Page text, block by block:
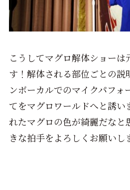
こうしてマグロ解体ショーは
す！解体される部位ごとの説
ンボーカルでのマイクパフォ
てをマグロワールドへと誘
れたマグロの色が綺麗だなと
きな拍手をよろしくお願い